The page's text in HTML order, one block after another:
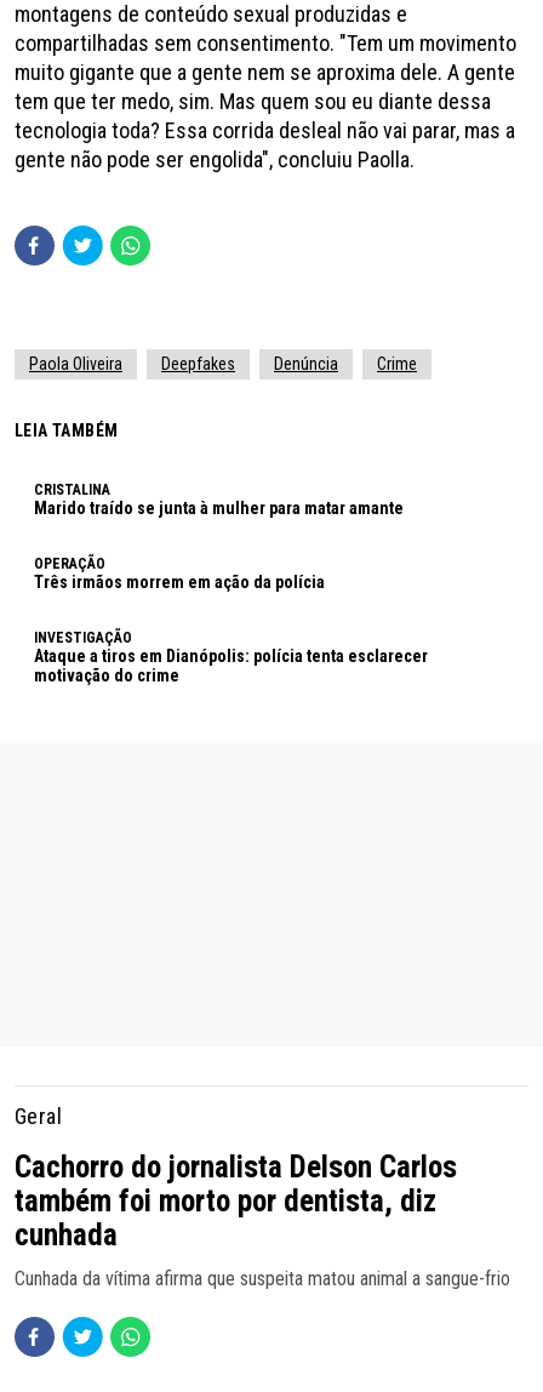
montagens de conteúdo sexual produzidas e
compartilhadas sem consentimento. "Tem um movimento
muito gigante que a gente nem se aproxima dele. A gente
tem que ter medo, sim. Mas quem sou eu diante dessa
tecnologia toda? Essa corrida desleal não vai parar, mas a
gente não pode ser engolida", concluiu Paolla.
Paola Oliveira Deepfakes Denúncia Crime
LEIA TAMBÉM
CRISTALINA
Marido traído se junta à mulher para matar amante
OPERAÇÃO
Três irmãos morrem em ação da polícia
INVESTIGAÇÃO
Ataque a tiros em Dianópolis: polícia tenta esclarecer
motivação do crime
Geral
Cachorro do jornalista Delson Carlos
também foi morto por dentista, diz
cunhada
Cunhada da vítima afirma que suspeita matou animal a sangue-frio